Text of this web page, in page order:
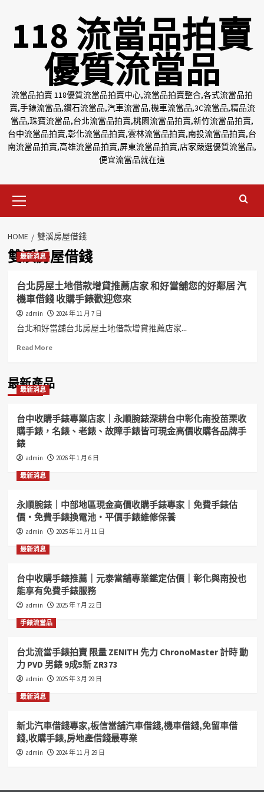
118 流當品拍賣
優質流當品
流當品拍賣 118優質流當品拍賣中心,流當品拍賣整合,各式流當品拍
賣,手錶流當品,鑽石流當品,汽車流當品,機車流當品,3C流當品,精品流
當品,珠寶流當品,台北流當品拍賣,桃園流當品拍賣,新竹流當品拍賣,
台中流當品拍賣,彰化流當品拍賣,雲林流當品拍賣,南投流當品拍賣,台
南流當品拍賣,高雄流當品拍賣,屏東流當品拍賣,店家嚴選優質流當品,
便宜流當品就在這
Menu
HOME 雙溪房屋借錢
雙溪房屋借錢
最新消息
台北房屋土地借款增貸推薦店家 和好當舖您的好鄰居 汽
機車借錢 收購手錶歡迎您來
admin 2024 年 11 月 7 日
台北和好當舖台北房屋土地借款增貸推薦店家...
Read MoreRead
台
北
屋
土
地
款
薦
店
和
您
的
好
居
機
車
借
錢
錶
歡
迎
最新產品
最新消息
台中收購手錶專業店家｜永順腕錶深耕台中彰化南投苗栗收
購手錶，名錶、老錶、故障手錶皆可現金高價收購各品牌手
錶
admin 2026 年 1 月 6 日
最新消息
永順腕錶｜中部地區現金高價收購手錶專家｜免費手錶估
價・免費手錶換電池・平價手錶維修保養
admin 2025 年 11 月 11 日
最新消息
台中收購手錶推薦｜元泰當舖專業鑑定估價｜彰化與南投也
能享有免費手錶服務
admin 2025 年 7 月 22 日
手錶流當品
台北流當手錶拍賣 限量 ZENITH 先力 ChronoMaster 計時 動
力 PVD 男錶 9成5新 ZR373
admin 2025 年 3 月 29 日
最新消息
新北汽車借錢專家,板信當舖汽車借錢,機車借錢,免留車借
錢,收購手錶,房地產借錢最專業
admin 2024 年 11 月 29 日